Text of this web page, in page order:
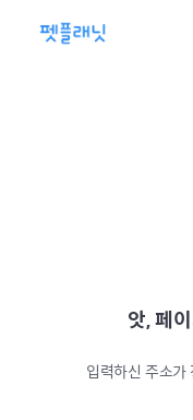
앗, 페
입력하신 주소가